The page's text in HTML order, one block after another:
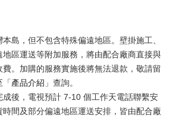
島，但不包含特殊偏遠地區。壁掛施工、
地區運送等附加服務，將由配合廠商直接與
。加購的服務實施後將無法退款，敬請留
「產品介紹 」查詢。
成後，電視預計 7-10 個工作天電話聯繫安
間及部分偏遠地區運送安排，皆由配合廠